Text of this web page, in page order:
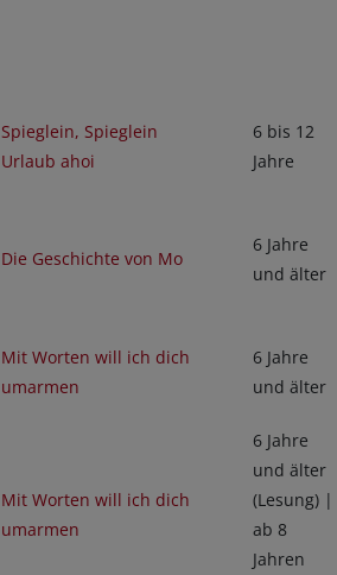
Spieglein, Spieglein
Urlaub ahoi
6 bis 12
Jahre
Die Geschichte von Mo
6 Jahre
und älter
Mit Worten will ich dich
umarmen
6 Jahre
und älter
Mit Worten will ich dich
umarmen
6 Jahre
und älter
(Lesung) |
ab 8
Jahren